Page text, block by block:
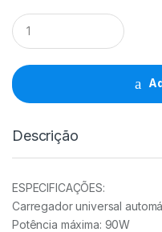
Carregador
Univ.
Automático
15-
20V/6A
90W
(13Conectores)
Descrição
ESPECIFICAÇÕES:
Carregador universal
Potência máxima: 90W